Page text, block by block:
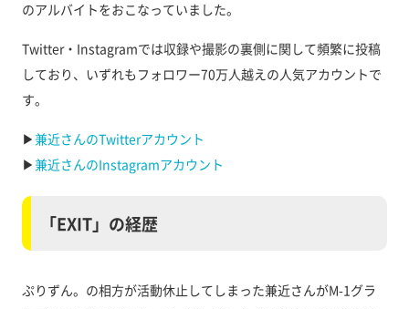
のアルバイトをおこなっていました。
Twitter・Instagramでは収録や撮影の裏側に関して頻繁に投稿
しており、いずれもフォロワー70万人越えの人気アカウントで
す。
▶︎ 兼近さんのTwitterアカウント
▶︎ 兼近さんのInstagramアカウント
「EXIT」の経歴
ぷりずん。の相方が活動休止してしまった兼近さんがM-1グラ